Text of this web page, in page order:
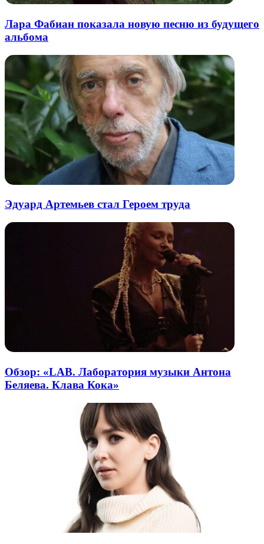
Лара Фабиан показала новую песню из будущего
альбома
Эдуард Артемьев стал Героем труда
Обзор: «LAB. Лаборатория музыки Антона
Беляева. Клава Кока»